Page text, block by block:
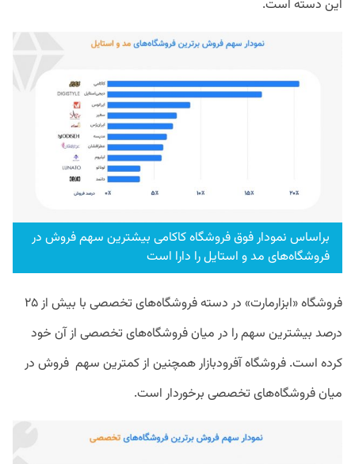
این دسته است.
براساس نمودار فوق فروشگاه کاکامی بیشترین سهم فروش در
فروشگاه‌های مد و استایل را دارا است
فروشگاه «ابزارمارت» در دسته فروشگاه‌های تخصصی با بیش از ۲۵
درصد بیشترین سهم را در میان فروشگاه‌های تخصصی از آن خود
کرده است. فروشگاه آفرودبازار همچنین از کمترین سهم فروش در
میان فروشگاه‌های تخصصی برخوردار است.